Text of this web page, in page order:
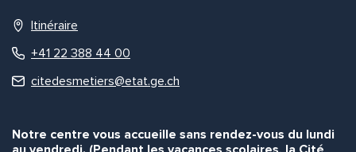
Itinéraire
+41 22 388 44 00
citedesmetiers@etat.ge.ch
Notre centre vous accueille sans rendez-vous du lundi